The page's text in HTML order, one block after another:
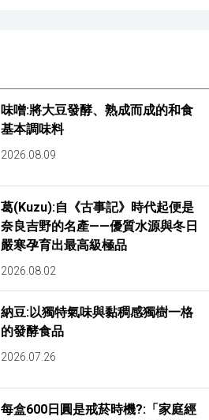
味噌:將大豆發酵、熟成而成的和食
基本調味料
2026.08.09
葛(Kuzu):自《古事記》時代起便是
奈良吉野的名產——優質水源與冬日
嚴寒孕育出最高級極品
2026.08.02
納豆:以獨特氣味與黏稠感獨樹一格
的發酵食品
2026.07.26
每盒600日圓是戒菸時機?:「家庭經